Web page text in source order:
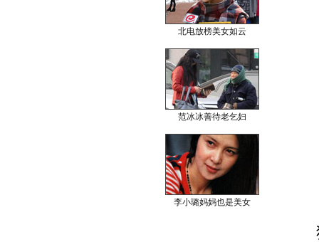
北电放榜美女如云
范冰冰善待老乞妇
李小璐妈妈也是美女